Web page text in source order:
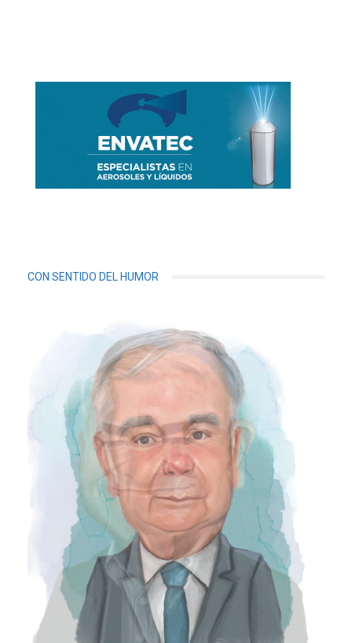
CON SENTIDO DEL HUMOR